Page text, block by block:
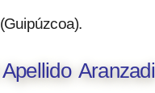
Aranzadi